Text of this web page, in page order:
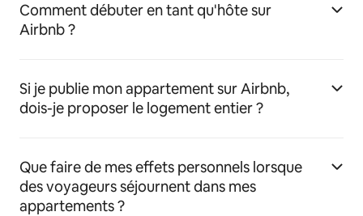
Comment débuter en tant qu'hôte sur
Airbnb ?
Si je publie mon appartement sur Airbnb,
dois-je proposer le logement entier ?
Que faire de mes effets personnels lorsque
des voyageurs séjournent dans mes
appartements ?